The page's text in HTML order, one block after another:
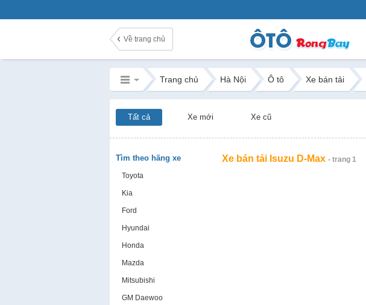
Về trang chủ
Trang chủ Hà Nội Ô tô Xe bán tải
Tất cả Xe mới Xe cũ
Tìm theo hãng xe
Toyota
Kia
Ford
Hyundai
Honda
Mazda
Mitsubishi
GM Daewoo
Xe bán tải Isuzu D-Max - trang 1